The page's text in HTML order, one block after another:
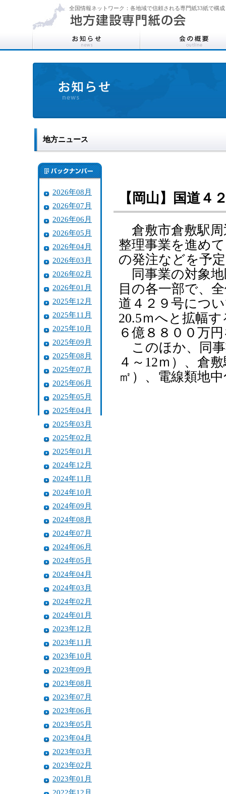
全国情報ネットワーク：各地域で信頼される専門紙33紙で構成
地方ニュース
2026年08月
2026年07月
2026年06月
2026年05月
2026年04月
2026年03月
2026年02月
2026年01月
2025年12月
2025年11月
2025年10月
2025年09月
2025年08月
2025年07月
2025年06月
2025年05月
2025年04月
2025年03月
2025年02月
2025年01月
2024年12月
2024年11月
2024年10月
2024年09月
2024年08月
2024年07月
2024年06月
2024年05月
2024年04月
2024年03月
2024年02月
2024年01月
2023年12月
2023年11月
2023年10月
2023年09月
2023年08月
2023年07月
2023年06月
2023年05月
2023年04月
2023年03月
2023年02月
2023年01月
2022年12月
【岡山】国道４
倉敷市倉敷駅周
整理事業を進め
の発注などを予
同事業の対象地
目の各一部で、
道４２９号につ
20.5ｍへと拡幅
６億８８００万
このほか、同事
４～12ｍ）、倉
㎡）、電線類地